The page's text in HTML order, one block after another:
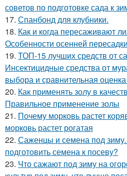
советов по подготовке сада к
17. Спанбонд для клубники.
18. Как и когда пересаживают
Особенности осенней
19. ТОП-15 лучших средств от
Инсектицидные средства от
выбора и сравнительная
20. Как применять золу в
Правильное применение золы
21. Почему морковь растет
морковь растет рогатая
22. Саженцы и семена под
подготовить семена к посеву?
23. Что сажают под зиму на